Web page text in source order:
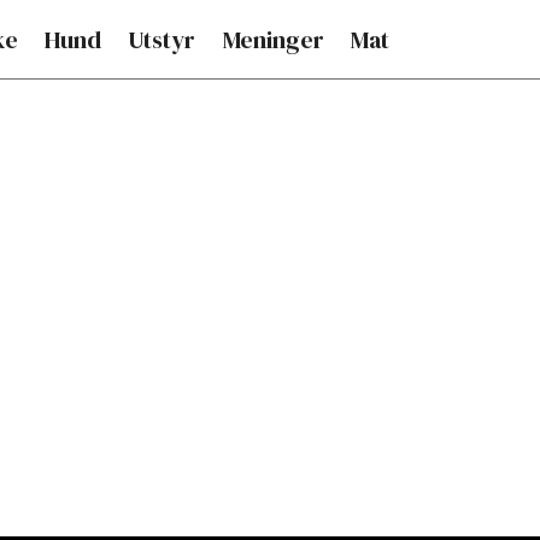
Hund Utstyr Meninger Mat